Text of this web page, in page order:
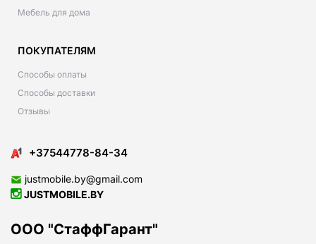
Мебель для дома
ПОКУПАТЕЛЯМ
Способы оплаты
Способы доставки
Отзывы
+37544778-84-34
justmobile.by@gmail.com
JUSTMOBILE.BY
ООО "СтаффГарант"